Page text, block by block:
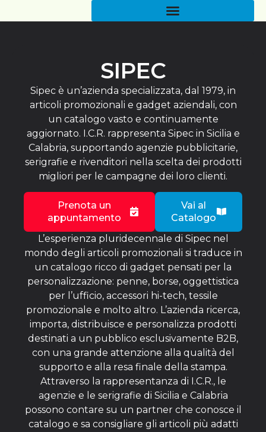
SIPEC
Sipec è un’azienda specializzata, dal 1979, in
articoli promozionali e gadget aziendali, con
un catalogo vasto e continuamente
aggiornato. I.C.R. rappresenta Sipec in Sicilia e
Calabria, supportando agenzie pubblicitarie,
serigrafie e rivenditori nella scelta dei prodotti
migliori per le campagne dei loro clienti.
Prenota un
appuntamento
Vai al
Catalogo
L’esperienza pluridecennale di Sipec nel
mondo degli articoli promozionali si traduce in
un catalogo ricco di gadget pensati per la
personalizzazione: penne, borse, oggettistica
per l’ufficio, accessori hi-tech, tessile
promozionale e molto altro. L’azienda ricerca,
importa, distribuisce e personalizza prodotti
destinati a un pubblico esclusivamente B2B,
con una grande attenzione alla qualità del
supporto e alla resa finale della stampa.
Attraverso la rappresentanza di I.C.R., le
agenzie e le serigrafie di Sicilia e Calabria
possono contare su un partner che conosce il
catalogo e sa consigliare gli articoli più adatti